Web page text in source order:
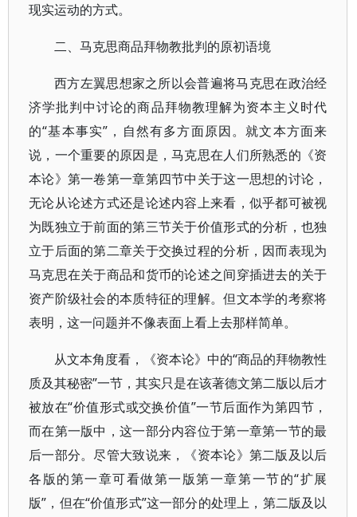
现实运动的方式。
二、马克思商品拜物教批判的原初语境
西方左翼思想家之所以会普遍将马克思在政治经
济学批判中讨论的商品拜物教理解为资本主义时代
的“基本事实”，自然有多方面原因。就文本方面来
说，一个重要的原因是，马克思在人们所熟悉的《资
本论》第一卷第一章第四节中关于这一思想的讨论，
无论从论述方式还是论述内容上来看，似乎都可被视
为既独立于前面的第三节关于价值形式的分析，也独
立于后面的第二章关于交换过程的分析，因而表现为
马克思在关于商品和货币的论述之间穿插进去的关于
资产阶级社会的本质特征的理解。但文本学的考察将
表明，这一问题并不像表面上看上去那样简单。
从文本角度看，《资本论》中的“商品的拜物教性
质及其秘密”一节，其实只是在该著德文第二版以后才
被放在“价值形式或交换价值”一节后面作为第四节，
而在第一版中，这一部分内容位于第一章第一节的最
后一部分。尽管大致说来，《资本论》第二版及以后
各版的第一章可看做第一版第一章第一节的“扩展
版”，但在“价值形式”这一部分的处理上，第二版及以